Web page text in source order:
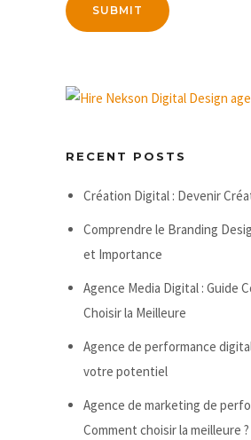
RECENT POSTS
Création Digital : Devenir
Comprendre le Branding
et Importance
Agence Media Digital : Guide
Choisir la Meilleure
Agence de performance
votre potentiel
Agence de marketing de
Comment choisir la meilleure ?